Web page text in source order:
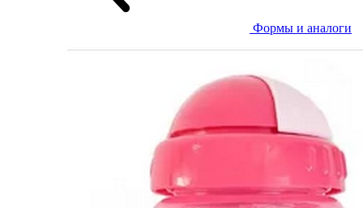
Формы и аналоги